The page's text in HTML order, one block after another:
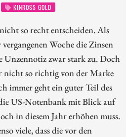
KINROSS GOLD
so recht entscheiden. Als
Woche die Zinsen
Unzennotiz zwar stark zu. Doch
nicht so richtig von der Marke
immer geht ein guter Teil des
US-Notenbank mit Blick auf
in diesem Jahr erhöhen muss.
viele, dass die vor den